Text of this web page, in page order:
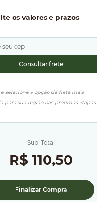
os valores e prazos
e selecione a opção de frete mais
para sua região nas próximas etapas.
Sub-Total
R$ 110,50
Finalizar Compra